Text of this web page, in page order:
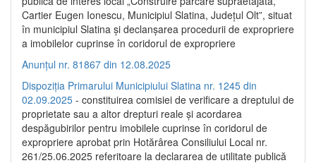
Cartier Eugen Ionescu, Municipiul Slatina, Județul Olt”, situat
în municipiul Slatina și declanșarea procedurii de expropriere
a imobilelor cuprinse în coridorul de expropriere
Anunțul nr. 81867 din 12.08.2025
Dispoziția Primarului Municipiului Slatina nr. 1245 din
02.09.2025 - constituirea comisiei de verificare a dreptului de
proprietate sau a altor drepturi reale și acordarea
despăgubirilor pentru imobilele cuprinse în coridorul de
expropriere aprobat prin Hotărârea Consiliului Local nr.
261/25.06.2025 referitoare la declararea de utilitate publică